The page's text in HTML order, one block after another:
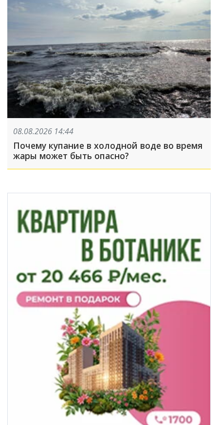
08.08.2026 14:44
Почему купание в холодной воде во время
жары может быть опасно?